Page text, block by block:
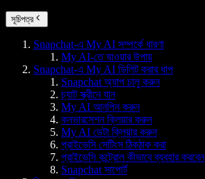
সূচিপত্র
Snapchat-এ My AI সম্পর্কে ধারণা
My AI-তে যাওয়ার উপায়
Snapchat-এ My AI ডিলিট করার ধাপ
Snapchat অ্যাপ চালু করুন
চ্যাট স্ক্রীনে যান
My AI আনপিন করুন
কনভারসেশন ক্লিয়ার করুন
My AI ডেটা ক্লিয়ার করুন
প্রাইভেসি সেটিংস ঠিকঠাক করা
প্রাইভেসি কন্ট্রোল কীভাবে ব্যবহার করবেন
Snapchat সাপোর্ট